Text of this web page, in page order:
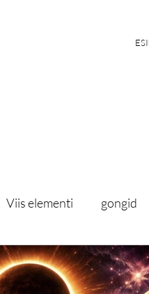
Viis elementi gongid
astroloogia